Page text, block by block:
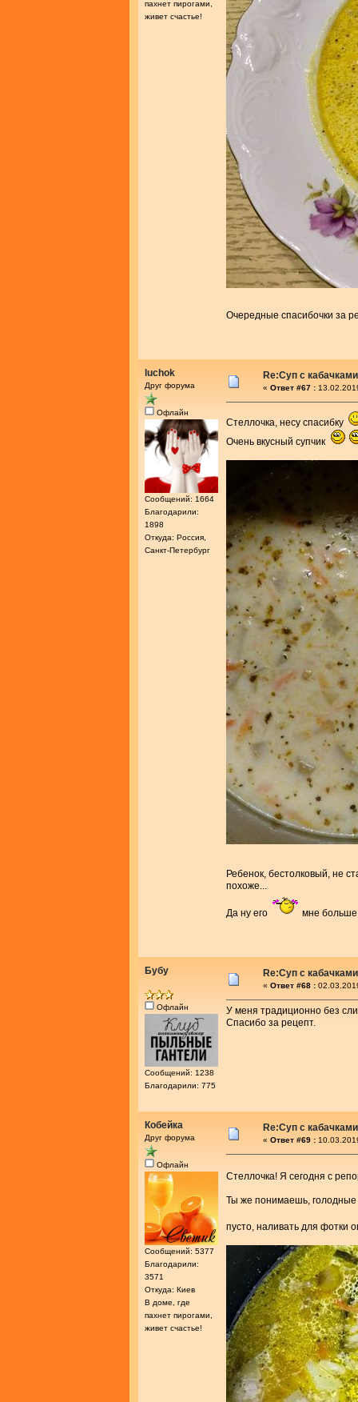
пахнет пирогами,
живет счастье!
Очередные спасибочки за
luchok
Друг форума
Офлайн
Сообщений: 1664
Благодарили:
1898
Откуда: Россия,
Санкт-Петербург
Re:Суп с
« Ответ #67 :
Стеллочка, несу спасибку
Очень вкусный супчик
Ребенок, бестолковый, не
похоже...
Да ну его мне больше
Бубу
Офлайн
Сообщений: 1238
Благодарили: 775
Re:Суп с
« Ответ #68 :
У меня традиционно без
Спасибо за рецепт.
Кобейка
Друг форума
Офлайн
Сообщений: 5377
Благодарили:
3571
Откуда: Киев
В доме, где
пахнет пирогами,
живет счастье!
Re:Суп с
« Ответ #69 :
Стеллочка! Я сегодня с
Ты же понимаешь, голодные
пусто, наливать для фотки